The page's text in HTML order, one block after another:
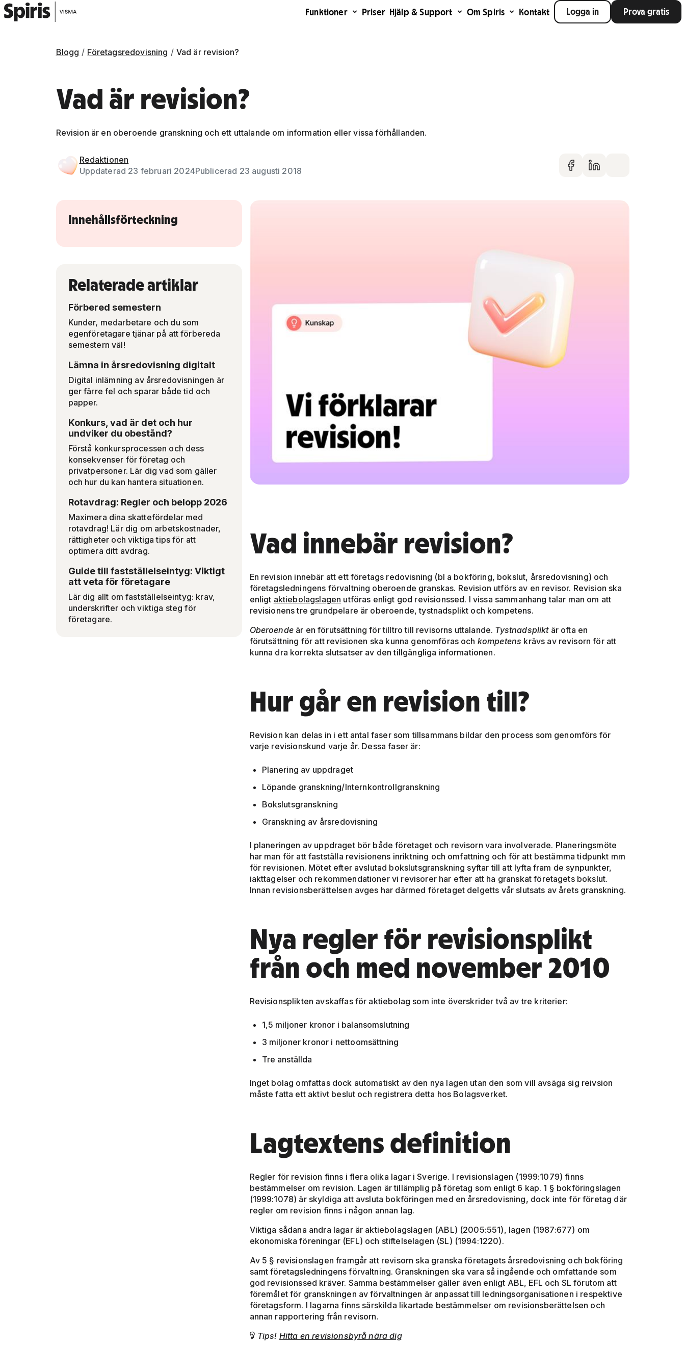
Funktioner Priser Hjälp & Support Om Spiris Kontakt Logga in Prova gratis
Blogg Företagsredovisning Vad är revision?
Vad är revision?
Revision är en oberoende granskning och ett uttalande om information eller vissa förhållanden.
Redaktionen
Uppdaterad 23 februari 2024Publicerad 23 augusti 2018 Dela på
Dela på
Gå vidare till artikelns
Innehållsförteckning
Relaterade artiklar
Förbered semestern
Kunder, medarbetare och du som
egenföretagare tjänar på att förbereda
semestern väl!
Lämna in årsredovisning digitalt
Digital inlämning av årsredovisningen är
ger färre fel och sparar både tid och
papper.
Konkurs, vad är det och hur
undviker du obestånd?
Förstå konkursprocessen och dess
konsekvenser för företag och
privatpersoner. Lär dig vad som gäller
och hur du kan hantera situationen.
Rotavdrag: Regler och belopp 2026
Maximera dina skattefördelar med
rotavdrag! Lär dig om arbetskostnader,
rättigheter och viktiga tips för att
optimera ditt avdrag.
Guide till fastställelseintyg: Viktigt
att veta för företagare
Lär dig allt om fastställelseintyg: krav,
underskrifter och viktiga steg för
företagare.
Vad innebär revision?
En revision innebär att ett företags redovisning (bl a bokföring, bokslut, årsredovisning) och
företagsledningens förvaltning oberoende granskas. Revision utförs av en revisor. Revision ska
enligt aktiebolagslagen utföras enligt god revisionssed. I vissa sammanhang talar man om att
revisionens tre grundpelare är oberoende, tystnadsplikt och kompetens.
Oberoendeär en förutsättning för tilltro till revisorns uttalande. Tystnadspliktär ofta en
förutsättning för att revisionen ska kunna genomföras och kompetens krävs av revisorn för att
kunna dra korrekta slutsatser av den tillgängliga informationen.
Hur går en revision till?
Revision kan delas in i ett antal faser som tillsammans bildar den process som genomförs för
varje revisionskund varje år. Dessa faser är:
Planering av uppdraget
Löpande granskning/Internkontrollgranskning
Bokslutsgranskning
Granskning av årsredovisning
I planeringen av uppdraget bör både företaget och revisorn vara involverade. Planeringsmöte
har man för att fastställa revisionens inriktning och omfattning och för att bestämma tidpunkt mm
för revisionen. Mötet efter avslutad bokslutsgranskning syftar till att lyfta fram de synpunkter,
iakttagelser och rekommendationer vi revisorer har efter att ha granskat företagets bokslut.
Innan revisionsberättelsen avges har därmed företaget delgetts vår slutsats av årets granskning.
Nya regler för revisionsplikt
från och med november 2010
Revisionsplikten avskaffas för aktiebolag som inte överskrider två av tre kriterier:
1,5 miljoner kronor i balansomslutning
3 miljoner kronor i nettoomsättning
Tre anställda
Inget bolag omfattas dock automatiskt av den nya lagen utan den som vill avsäga sig reivsion
måste fatta ett aktivt beslut och registrera detta hos Bolagsverket.
Lagtextens definition
Regler för revision finns i flera olika lagar i Sverige. I revisionslagen (1999:1079) finns
bestämmelser om revision. Lagen är tillämplig på företag som enligt 6 kap. 1 § bokföringslagen
(1999:1078) är skyldiga att avsluta bokföringen med en årsredovisning, dock inte för företag där
regler om revision finns i någon annan lag.
Viktiga sådana andra lagar är aktiebolagslagen (ABL) (2005:551), lagen (1987:677) om
ekonomiska föreningar (EFL) och stiftelselagen (SL) (1994:1220).
Av 5 § revisionslagen framgår att revisorn ska granska företagets årsredovisning och bokföring
samt företagsledningens förvaltning. Granskningen ska vara så ingående och omfattande som
god revisionssed kräver. Samma bestämmelser gäller även enligt ABL, EFL och SL förutom att
föremålet för granskningen av förvaltningen är anpassat till ledningsorganisationen i respektive
företagsform. I lagarna finns särskilda likartade bestämmelser om revisionsberättelsen och
annan rapportering från revisorn.
 Tips! Hitta en revisionsbyrå nära dig